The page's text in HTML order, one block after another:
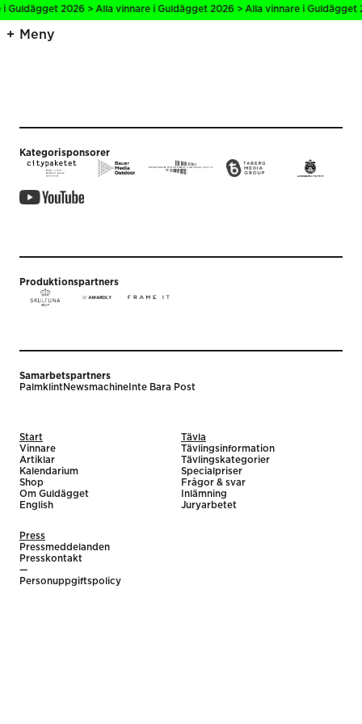
Guldägget 2026 > Alla vinnare i Guldägget 2026 > Alla vinnare i
Meny
Kategorisponsorer
Produktionspartners
Samarbetspartners
PalmklintNewsmachine Inte Bara Post
Start
Vinnare
Artiklar
Kalendarium
Shop
Om Guldägget
English
Tävla
Tävlingsinformation
Tävlingskategorier
Specialpriser
Frågor & svar
Inlämning
Juryarbetet
Press
Pressmeddelanden
Presskontakt
—
Personuppgiftspolicy